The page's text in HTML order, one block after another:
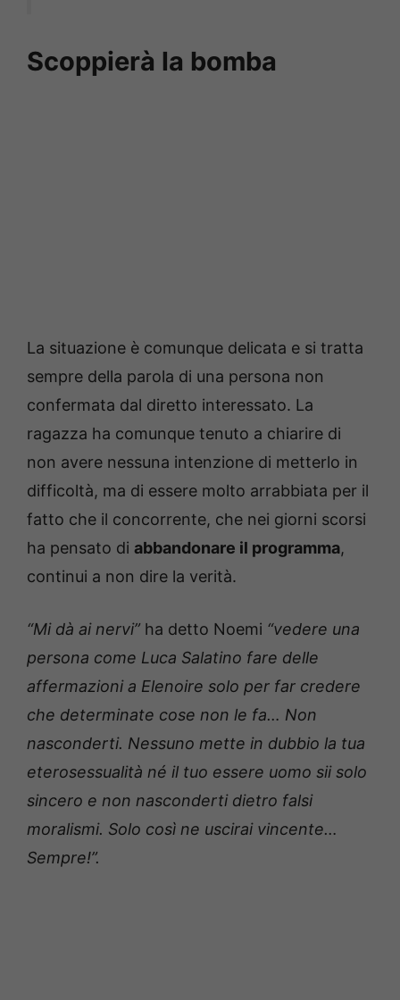
Scoppierà la bomba
La situazione è comunque delicata e si tratta
sempre della parola di una persona non
confermata dal diretto interessato. La
ragazza ha comunque tenuto a chiarire di
non avere nessuna intenzione di metterlo in
difficoltà, ma di essere molto arrabbiata per il
fatto che il concorrente, che nei giorni scorsi
ha pensato di abbandonare il programma,
continui a non dire la verità.
“Mi dà ai nervi” ha detto Noemi “vedere una
persona come Luca Salatino fare delle
affermazioni a Elenoire solo per far credere
che determinate cose non le fa… Non
nasconderti. Nessuno mette in dubbio la tua
eterosessualità né il tuo essere uomo sii solo
sincero e non nasconderti dietro falsi
moralismi. Solo così ne uscirai vincente…
Sempre!”.